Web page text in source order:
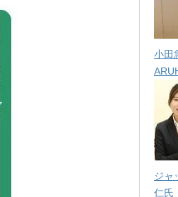
小田
ジャ
仁氏